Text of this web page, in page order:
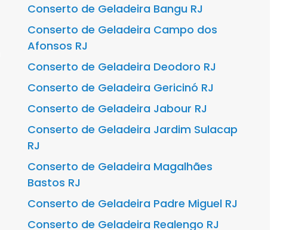
Conserto de Geladeira Bangu RJ
Conserto de Geladeira Campo dos
Afonsos RJ
Conserto de Geladeira Deodoro RJ
Conserto de Geladeira Gericinó RJ
Conserto de Geladeira Jabour RJ
Conserto de Geladeira Jardim Sulacap
RJ
Conserto de Geladeira Magalhães
Bastos RJ
Conserto de Geladeira Padre Miguel RJ
Conserto de Geladeira Realengo RJ